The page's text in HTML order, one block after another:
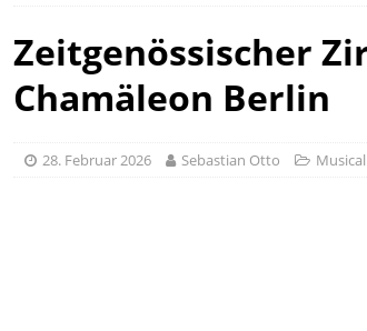
Zeitgenössischer
Chamäleon Berlin
28. Februar 2026 Sebastian Otto